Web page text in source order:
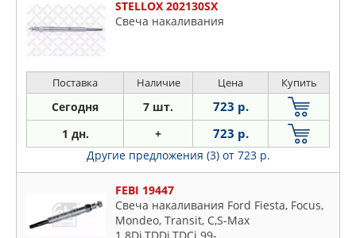
STELLOX 202130SX
Свеча накаливания
Поставка Наличие Цена Купить
Сегодня 7 шт. 723 р.
1 дн. + 723 р.
Другие предложения (3) от 723 р.
FEBI 19447
Свеча накаливания Ford Fiesta, Focus,
Mondeo, Transit, C,S-Max